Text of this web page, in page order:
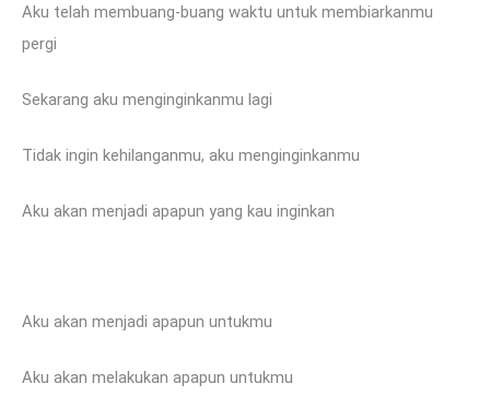
Aku telah membuang-buang waktu untuk membiarkanmu
pergi
Sekarang aku menginginkanmu lagi
Tidak ingin kehilanganmu, aku menginginkanmu
Aku akan menjadi apapun yang kau inginkan
Aku akan menjadi apapun untukmu
Aku akan melakukan apapun untukmu